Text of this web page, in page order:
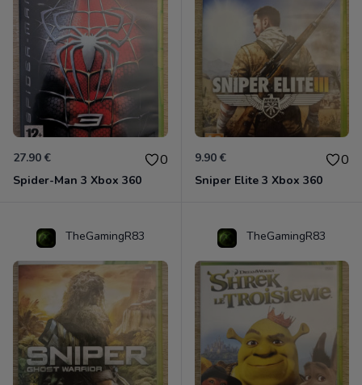
27.90 € 0
Spider-Man 3 Xbox 360
9.90 € 0
Sniper Elite 3 Xbox 360
TheGamingR83 TheGamingR83